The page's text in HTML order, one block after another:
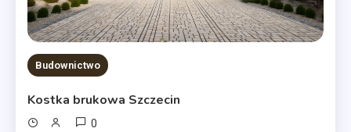
Budownictwo
Kostka brukowa Szczecin
0